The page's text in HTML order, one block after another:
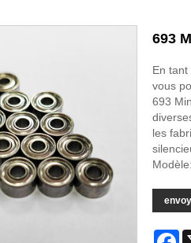
693
En
vous
693
les